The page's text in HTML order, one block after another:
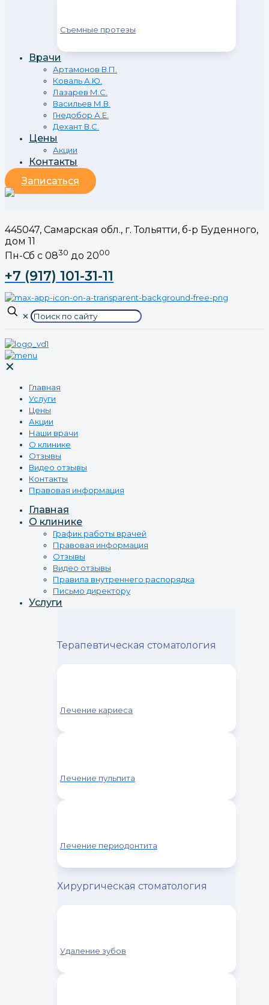
Съемные протезы
Врачи
Артамонов В.П.
Коваль А.Ю.
Лазарев М.С.
Васильев М.В.
Гнедобор А.Е.
Дехант В.С.
Цены
Акции
Контакты
Записаться
445047, Самарская обл., г. Тольятти, б-р Буденного,
дом 11
Пн-Сб с 0830 до 2000
+7 (917) 101-31-11
✕
✕
Главная
Услуги
Цены
Акции
Наши врачи
О клинике
Отзывы
Видео отзывы
Контакты
Правовая информация
Главная
О клинике
График работы врачей
Правовая информация
Отзывы
Видео отзывы
Правила внутреннего распорядка
Письмо директору
Услуги
Терапевтическая стоматология
Лечение кариеса
Лечение пульпита
Лечение периодонтита
Хирургическая стоматология
Удаление зубов